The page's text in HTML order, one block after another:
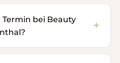
bei Beauty